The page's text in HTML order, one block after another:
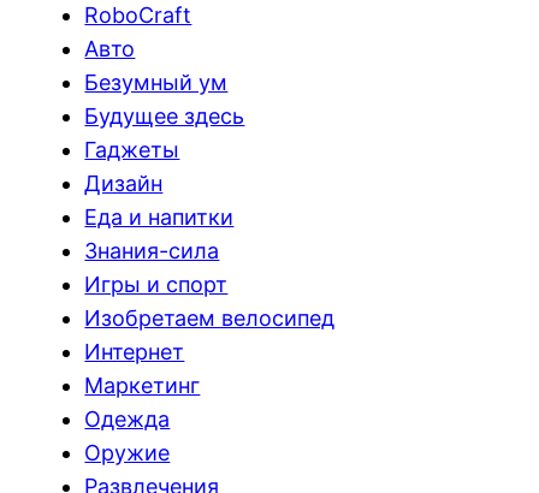
RoboCraft
Авто
Безумный ум
Будущее здесь
Гаджеты
Дизайн
Еда и напитки
Знания-сила
Игры и спорт
Изобретаем велосипед
Интернет
Маркетинг
Одежда
Оружие
Развлечения